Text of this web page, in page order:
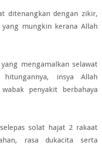
ditenangkan dengan zikir,
yang mungkin kerana Allah
mengamalkan selawat
hitungannya, insya Allah
penyakit berbahaya
solat hajat 2 rakaat
rasa dukacita serta